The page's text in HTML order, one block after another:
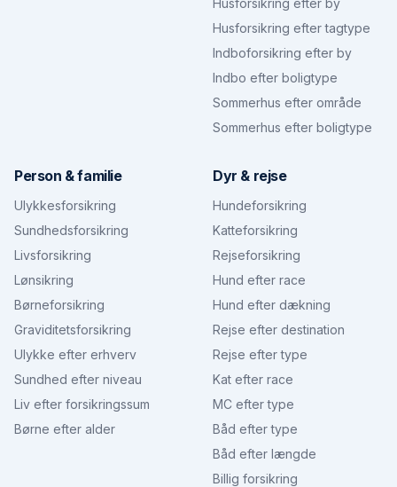
Husforsikring efter by
Husforsikring efter tagtype
Indboforsikring efter by
Indbo efter boligtype
Sommerhus efter område
Sommerhus efter boligtype
Person & familie
Ulykkesforsikring
Sundhedsforsikring
Livsforsikring
Lønsikring
Børneforsikring
Graviditetsforsikring
Ulykke efter erhverv
Sundhed efter niveau
Liv efter forsikringssum
Børne efter alder
Dyr & rejse
Hundeforsikring
Katteforsikring
Rejseforsikring
Hund efter race
Hund efter dækning
Rejse efter destination
Rejse efter type
Kat efter race
MC efter type
Båd efter type
Båd efter længde
Billig forsikring